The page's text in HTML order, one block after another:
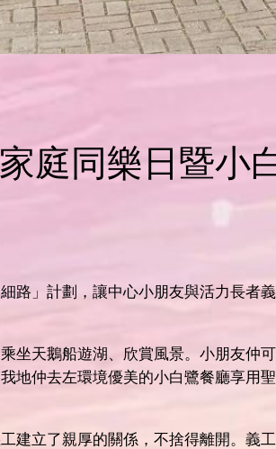
家庭同樂日暨
路」計劃，讓中心小朋友與活力長者
坐天鵝船遊湖、欣賞風景。小朋友仲
地仲去左環境優美的小白鷺餐廳享用
建立了親厚的關係，不捨得離開。義